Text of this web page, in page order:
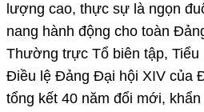
lượng cao, thực sự là ngọn
nang hành động cho toàn
Thường trực Tổ biên tập, Tiểu
Điều lệ Đảng Đại hội XIV của
tổng kết 40 năm đổi mới,